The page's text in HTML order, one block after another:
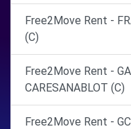
Free2Move Rent -
(C)
Free2Move Rent -
CARESANABLOT (C)
Free2Move Rent -